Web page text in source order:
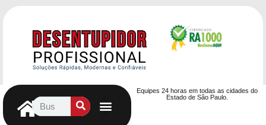
Equipes 24 horas em todas as cidades do
Estado de São Paulo.